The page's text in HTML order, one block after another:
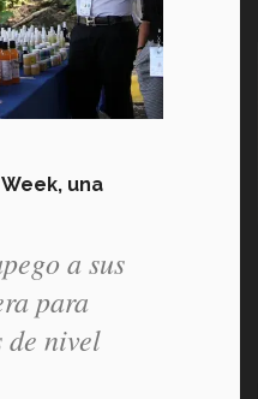
una
a sus
para
de nivel